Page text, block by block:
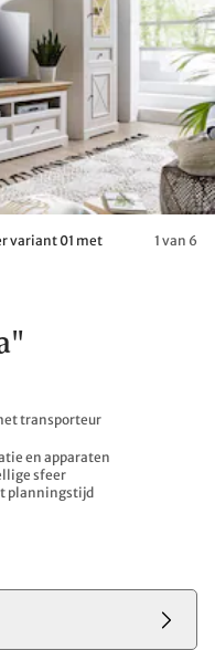
variant 01 met
1 van 6
transporteur
en apparaten
sfeer
planningstijd